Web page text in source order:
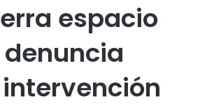
espacio